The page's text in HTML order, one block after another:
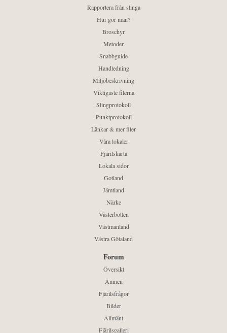
Rapportera från slinga
Hur gör man?
Broschyr
Metoder
Snabbguide
Handledning
Miljöbeskrivning
Viktigaste filerna
Slingprotokoll
Punktprotokoll
Länkar & mer filer
Våra lokaler
Fjärilskarta
Lokala sidor
Gotland
Jämtland
Närke
Västerbotten
Västmanland
Västra Götaland
Forum
Översikt
Ämnen
Fjärilsfrågor
Bilder
Allmänt
Fjärilsgalleri